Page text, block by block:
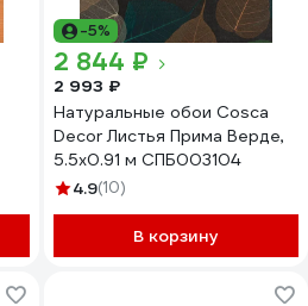
-5%
2 844 ₽
2 993 ₽
Натуральные обои Cosca
Decor Листья Прима Верде,
5.5x0.91 м СПБ003104
4.9(10)
В корзину